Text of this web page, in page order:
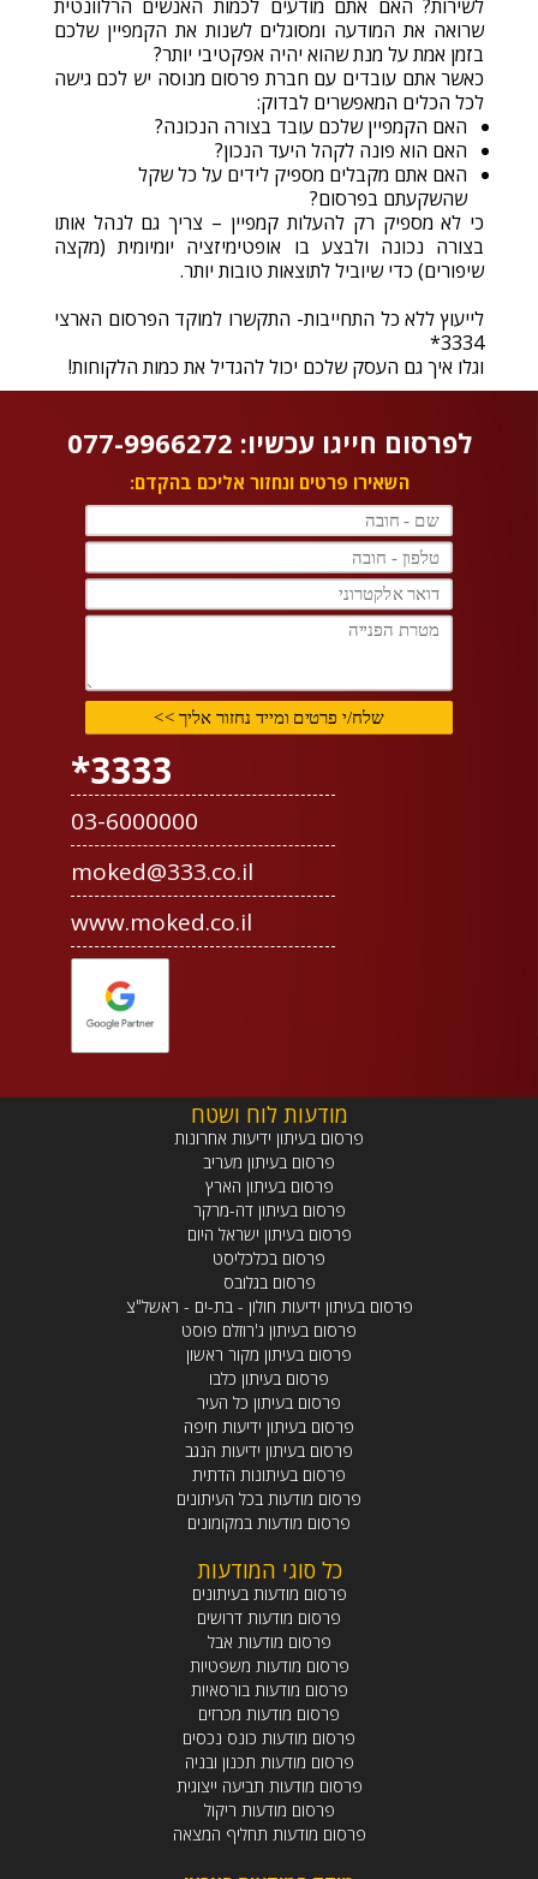
לשירות? האם אתם מודעים לכמות האנשים הרלוונטית
שרואה את המודעה ומסוגלים לשנות את הקמפיין שלכם
בזמן אמת על מנת שהוא יהיה אפקטיבי יותר?
כאשר אתם עובדים עם חברת פרסום מנוסה יש לכם גישה
לכל הכלים המאפשרים לבדוק:
האם הקמפיין שלכם עובד בצורה הנכונה?
האם הוא פונה לקהל היעד הנכון?
האם אתם מקבלים מספיק לידים על כל שקל
שהשקעתם בפרסום?
כי לא מספיק רק להעלות קמפיין – צריך גם לנהל אותו
בצורה נכונה ולבצע בו אופטימיזציה יומיומית (מקצה
שיפורים) כדי שיוביל לתוצאות טובות יותר.
לייעוץ ללא כל התחייבות- התקשרו למוקד הפרסום הארצי
3334*
וגלו איך גם העסק שלכם יכול להגדיל את כמות הלקוחות!
לפרסום חייגו עכשיו: 077-9966272
השאירו פרטים ונחזור אליכם בהקדם:
3333*
03-6000000
moked@333.co.il
www.moked.co.il
מודעות לוח ושטח
פרסום בעיתון ידיעות אחרונות
פרסום בעיתון מעריב
פרסום בעיתון הארץ
פרסום בעיתון דה-מרקר
פרסום בעיתון ישראל היום
פרסום בכלכליסט
פרסום בגלובס
פרסום בעיתון ידיעות חולון - בת-ים - ראשל"צ
פרסום בעיתון ג'רוזלם פוסט
פרסום בעיתון מקור ראשון
פרסום בעיתון כלבו
פרסום בעיתון כל העיר
פרסום בעיתון ידיעות חיפה
פרסום בעיתון ידיעות הנגב
פרסום בעיתונות הדתית
פרסום מודעות בכל העיתונים
פרסום מודעות במקומונים
כל סוגי המודעות
פרסום מודעות בעיתונים
פרסום מודעות דרושים
פרסום מודעות אבל
פרסום מודעות משפטיות
פרסום מודעות בורסאיות
פרסום מודעות מכרזים
פרסום מודעות כונס נכסים
פרסום מודעות תכנון ובניה
פרסום מודעות תביעה ייצוגית
פרסום מודעות ריקול
פרסום מודעות תחליף המצאה